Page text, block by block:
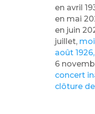
en avril
en mai
en juin
juillet,
août
6
concert
clôture